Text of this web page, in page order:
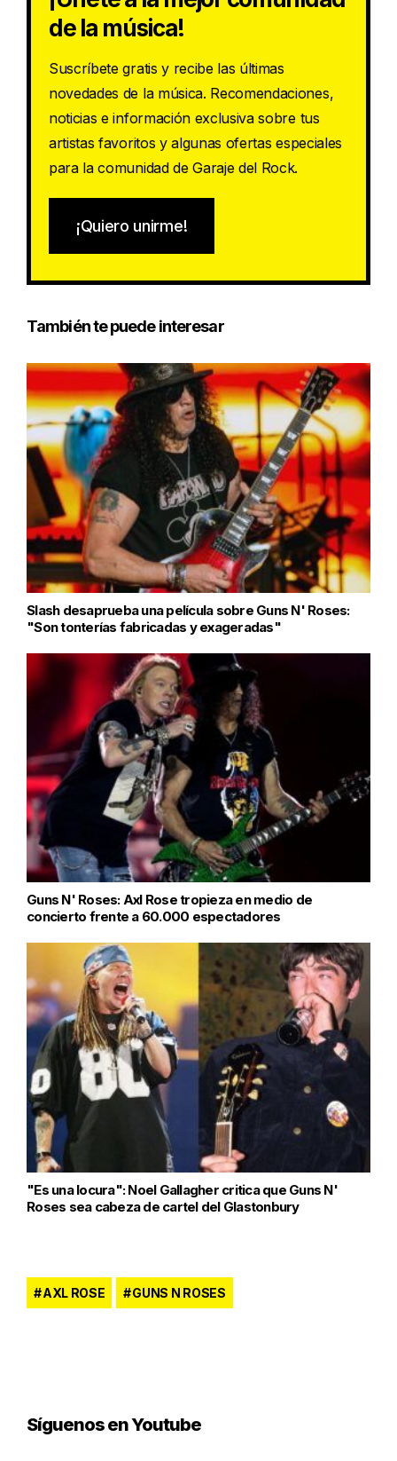
de la música!
Suscríbete gratis y recibe las últimas
novedades de la música. Recomendaciones,
noticias e información exclusiva sobre tus
artistas favoritos y algunas ofertas especiales
para la comunidad de Garaje del Rock.
¡Quiero unirme!
También te puede interesar
Slash desaprueba una película sobre Guns N' Roses:
"Son tonterías fabricadas y exageradas"
Guns N' Roses: Axl Rose tropieza en medio de
concierto frente a 60.000 espectadores
"Es una locura": Noel Gallagher critica que Guns N'
Roses sea cabeza de cartel del Glastonbury
AXL ROSE GUNS N ROSES
Síguenos en Youtube